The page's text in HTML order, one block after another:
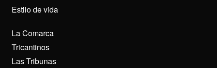
Estilo de vida
La Comarca
Tricantinos
Las Tribunas